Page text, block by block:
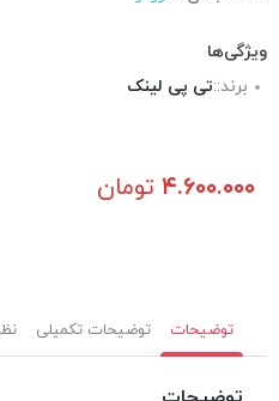
ویژگی‌ها
برند::تی پی لینک
۴.۶۰۰.۰۰۰ تومان
توضیحات توضیحات تکمیلی